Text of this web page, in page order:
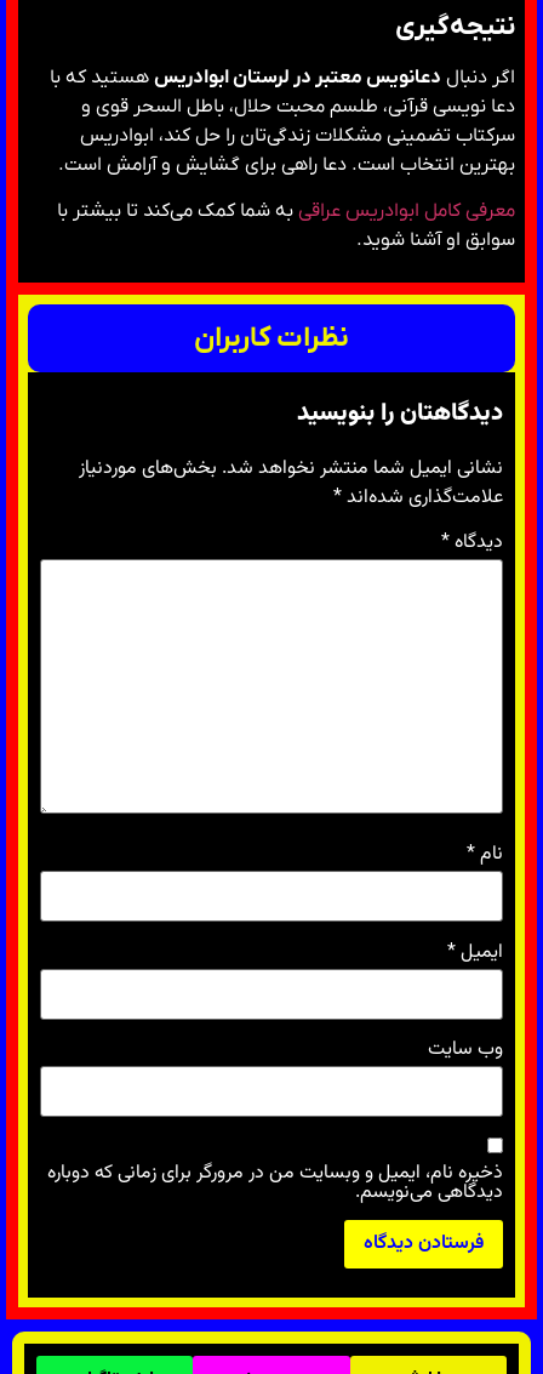
نتیجه‌گیری
اگر دنبال دعانویس معتبر در لرستان ابوادریس هستید که با
دعا نویسی قرآنی، طلسم محبت حلال، باطل السحر قوی و
سرکتاب تضمینی مشکلات زندگی‌تان را حل کند، ابوادریس
بهترین انتخاب است. دعا راهی برای گشایش و آرامش است.
معرفی کامل ابوادریس عراقی به شما کمک می‌کند تا بیشتر با
سوابق او آشنا شوید.
نظرات کاربران
دیدگاهتان را بنویسید
نشانی ایمیل شما منتشر نخواهد شد. بخش‌های موردنیاز
علامت‌گذاری شده‌اند*
دیدگاه*
نام*
ایمیل*
وب‌ سایت
ذخیره نام، ایمیل و وبسایت من در مرورگر برای زمانی که دوباره
دیدگاهی می‌نویسم.